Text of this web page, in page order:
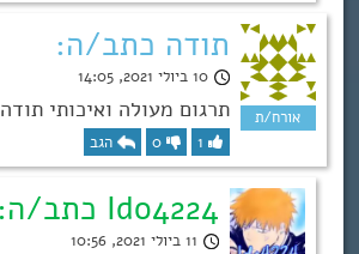
תודה כתב/ה:
10 ביולי 2021, 14:05
תרגום מעולה ואיכותי תודה
1
0 הגב
Ido4224 כתב/ה:
11 ביולי 2021, 10:56